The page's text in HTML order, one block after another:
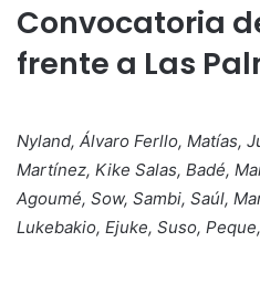
Convocatoria
frente a Las
Nyland, Álvaro Ferllo, Matías,
Martínez, Kike Salas, Badé,
Agoumé, Sow, Sambi, Saúl,
Lukebakio, Ejuke, Suso,